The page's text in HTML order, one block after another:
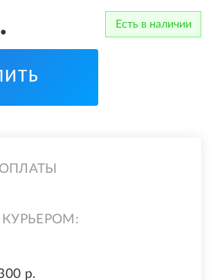
Есть в наличии
р.